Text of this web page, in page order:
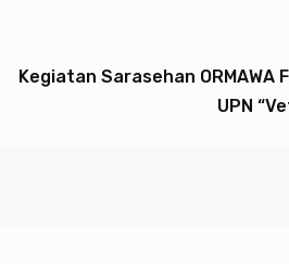
Kegiatan Sarasehan ORMAWA
UPN